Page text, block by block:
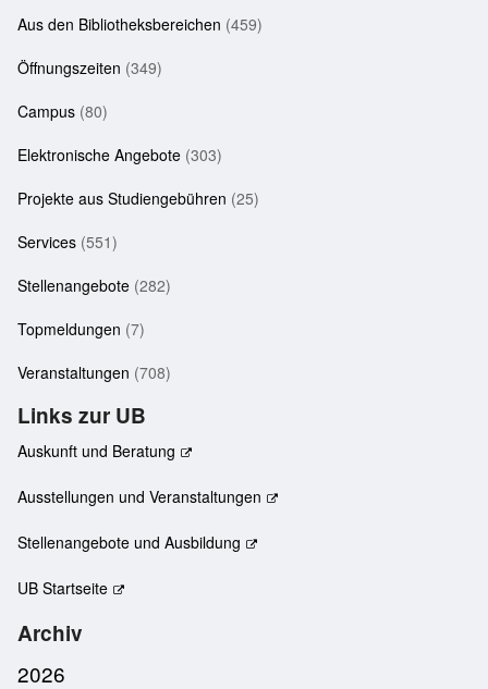
Aus den Bibliotheksbereichen (459)
Öffnungszeiten (349)
Campus (80)
Elektronische Angebote (303)
Projekte aus Studiengebühren (25)
Services (551)
Stellenangebote (282)
Topmeldungen (7)
Veranstaltungen (708)
Links zur UB
Auskunft und Beratung
Ausstellungen und Veranstaltungen
Stellenangebote und Ausbildung
UB Startseite
Archiv
2026